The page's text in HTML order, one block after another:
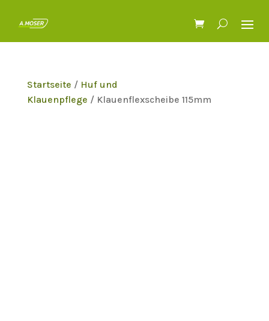
Startseite / Huf und
Klauenpflege / Klauenflexscheibe 115mm